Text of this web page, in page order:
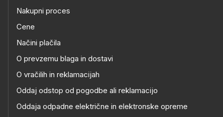
Nakupni proces
Cene
Načini plačila
O prevzemu blaga in dostavi
O vračilih in reklamacijah
Oddaj odstop od pogodbe ali reklamacijo
Oddaja odpadne električne in elektronske opreme